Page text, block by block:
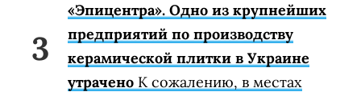
«Эпицентра». Одно из крупнейших
предприятий по производству
керамической плитки в Украине
утрачено К сожалению, в местах